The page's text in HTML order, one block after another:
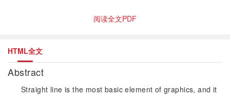
阅读全文PDF
HTML全文
Abstract
Straight line is the most basic element of graphics, and it